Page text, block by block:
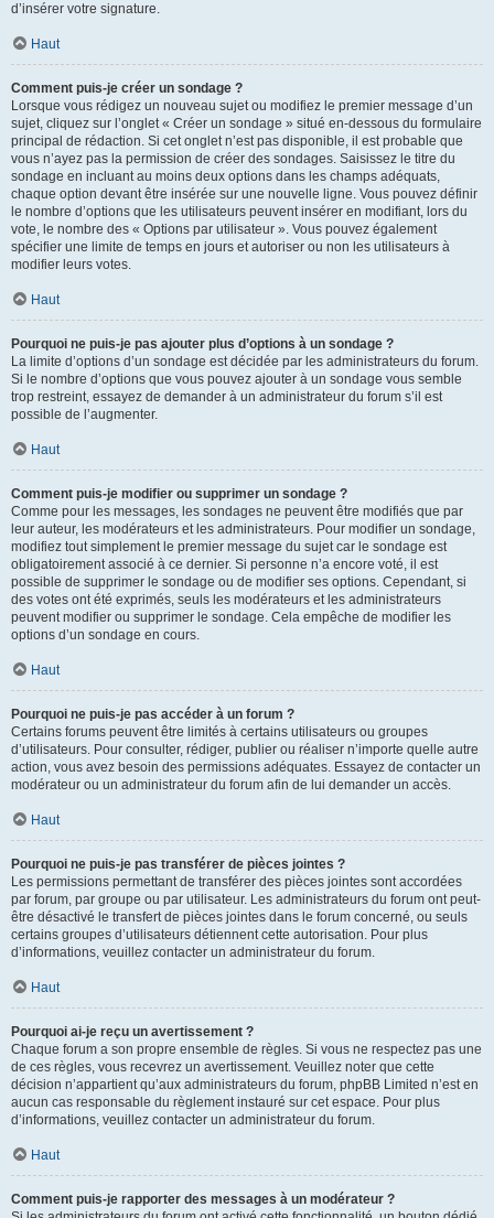
d’insérer votre signature.
Haut
Comment puis-je créer un sondage ?
Lorsque vous rédigez un nouveau sujet ou modifiez le premier message d’un
sujet, cliquez sur l’onglet « Créer un sondage » situé en-dessous du formulaire
principal de rédaction. Si cet onglet n’est pas disponible, il est probable que
vous n’ayez pas la permission de créer des sondages. Saisissez le titre du
sondage en incluant au moins deux options dans les champs adéquats,
chaque option devant être insérée sur une nouvelle ligne. Vous pouvez définir
le nombre d’options que les utilisateurs peuvent insérer en modifiant, lors du
vote, le nombre des « Options par utilisateur ». Vous pouvez également
spécifier une limite de temps en jours et autoriser ou non les utilisateurs à
modifier leurs votes.
Haut
Pourquoi ne puis-je pas ajouter plus d’options à un sondage ?
La limite d’options d’un sondage est décidée par les administrateurs du forum.
Si le nombre d’options que vous pouvez ajouter à un sondage vous semble
trop restreint, essayez de demander à un administrateur du forum s’il est
possible de l’augmenter.
Haut
Comment puis-je modifier ou supprimer un sondage ?
Comme pour les messages, les sondages ne peuvent être modifiés que par
leur auteur, les modérateurs et les administrateurs. Pour modifier un sondage,
modifiez tout simplement le premier message du sujet car le sondage est
obligatoirement associé à ce dernier. Si personne n’a encore voté, il est
possible de supprimer le sondage ou de modifier ses options. Cependant, si
des votes ont été exprimés, seuls les modérateurs et les administrateurs
peuvent modifier ou supprimer le sondage. Cela empêche de modifier les
options d’un sondage en cours.
Haut
Pourquoi ne puis-je pas accéder à un forum ?
Certains forums peuvent être limités à certains utilisateurs ou groupes
d’utilisateurs. Pour consulter, rédiger, publier ou réaliser n’importe quelle autre
action, vous avez besoin des permissions adéquates. Essayez de contacter un
modérateur ou un administrateur du forum afin de lui demander un accès.
Haut
Pourquoi ne puis-je pas transférer de pièces jointes ?
Les permissions permettant de transférer des pièces jointes sont accordées
par forum, par groupe ou par utilisateur. Les administrateurs du forum ont peut-
être désactivé le transfert de pièces jointes dans le forum concerné, ou seuls
certains groupes d’utilisateurs détiennent cette autorisation. Pour plus
d’informations, veuillez contacter un administrateur du forum.
Haut
Pourquoi ai-je reçu un avertissement ?
Chaque forum a son propre ensemble de règles. Si vous ne respectez pas une
de ces règles, vous recevrez un avertissement. Veuillez noter que cette
décision n’appartient qu’aux administrateurs du forum, phpBB Limited n’est en
aucun cas responsable du règlement instauré sur cet espace. Pour plus
d’informations, veuillez contacter un administrateur du forum.
Haut
Comment puis-je rapporter des messages à un modérateur ?